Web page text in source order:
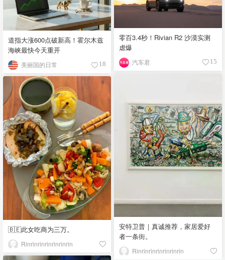
道指大涨600点破新高！霍尔木兹
海峡最快今天重开
美丽国的日常 18
零百3.4秒！Rivian R2 沙漠实测
虐爆
汽车君 15
安特卫普｜真诚推荐，家居爱好
者一条街。
Rinrinrinrinrinrinrin
🇧🇪此女吃商为三万。
Rinrinrinrinrinrinrin